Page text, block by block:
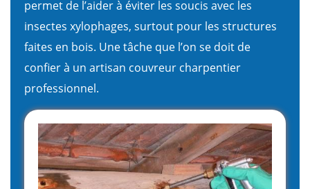
permet de l’aider à éviter les soucis avec les
insectes xylophages, surtout pour les structures
faites en bois. Une tâche que l’on se doit de
confier à un artisan couvreur charpentier
professionnel.